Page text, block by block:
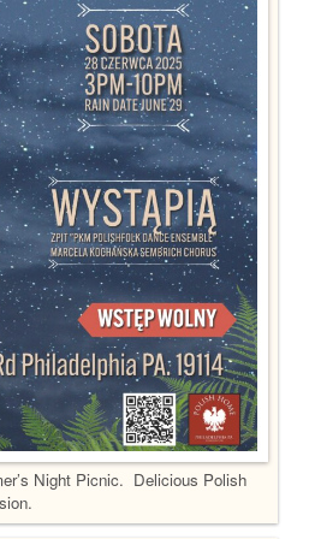
Night Picnic. Delicious Polish